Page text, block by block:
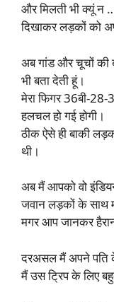
और मिलती भी क्यूं न
दिखाकर लड़कों को
अब गांड और चूचों की
भी बता देती हूं।
मेरा फिगर 36बी-
हलचल हो गई होगी।
ठीक ऐसे ही बाकी
थी।
अब मैं आपको वो
जवान लड़कों के साथ
मगर आप जानकर
दरअसल मैं अपने पति
मैं उस ट्रिप के लिए